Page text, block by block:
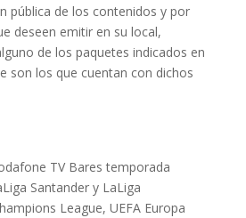
pública de los contenidos y por
deseen emitir en su local,
de los paquetes indicados en
son los que cuentan con dichos
TV Bares temporada
Santander y LaLiga
League, UEFA Europa